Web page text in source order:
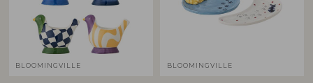
BLOOMINGVILLE BLOOMINGVILLE